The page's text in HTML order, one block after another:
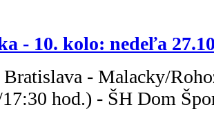
- 10. kolo: nedeľa
Bratislava -
hod.) - ŠH Dom